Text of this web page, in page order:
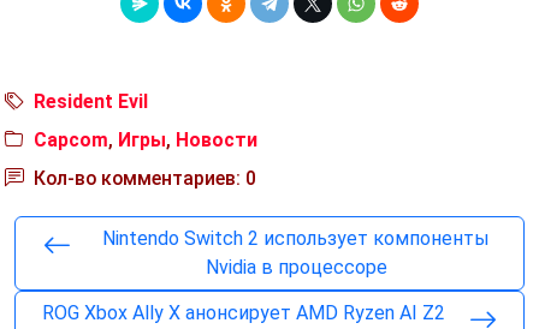
Resident Evil
Capcom, Игры, Новости
Кол-во комментариев: 0
Nintendo Switch 2 использует компоненты
Nvidia в процессоре
ROG Xbox Ally X анонсирует AMD Ryzen AI Z2